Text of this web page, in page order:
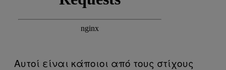
Αυτοί είναι κάποιοι από τους στίχους